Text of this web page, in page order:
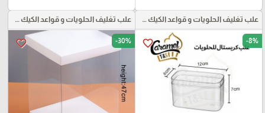
علب تغليف الحلويات و قواعد الكيك و علب بلاستيكية بأنواعها
favorite_border -8%
علب تغليف الحلويات و قواعد الكيك و علب بلاستيكية بأنواعها
favorite_border -30%